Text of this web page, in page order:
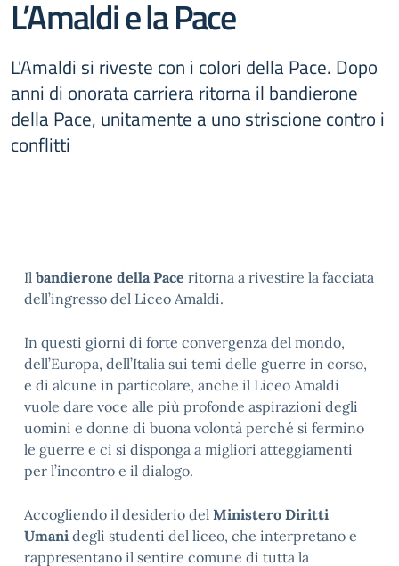
L’Amaldi e la Pace
L'Amaldi si riveste con i colori della Pace. Dopo
anni di onorata carriera ritorna il bandierone
della Pace, unitamente a uno striscione contro i
conflitti
Il bandierone della Pace ritorna a rivestire la facciata
dell’ingresso del Liceo Amaldi.
In questi giorni di forte convergenza del mondo,
dell’Europa, dell’Italia sui temi delle guerre in corso,
e di alcune in particolare, anche il Liceo Amaldi
vuole dare voce alle più profonde aspirazioni degli
uomini e donne di buona volontà perché si fermino
le guerre e ci si disponga a migliori atteggiamenti
per l’incontro e il dialogo.
Accogliendo il desiderio del Ministero Diritti
Umani degli studenti del liceo, che interpretano e
rappresentano il sentire comune di tutta la